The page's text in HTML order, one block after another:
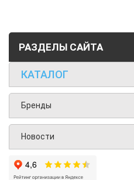
РАЗДЕЛЫ САЙТА
КАТАЛОГ
Бренды
Новости